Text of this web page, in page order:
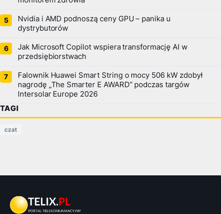
Nvidia i AMD podnoszą ceny GPU – panika u
dystrybutorów
Jak Microsoft Copilot wspiera transformację AI w
przedsiębiorstwach
Falownik Huawei Smart String o mocy 506 kW zdobył
nagrodę „The Smarter E AWARD” podczas targów
Intersolar Europe 2026
TAGI
czat